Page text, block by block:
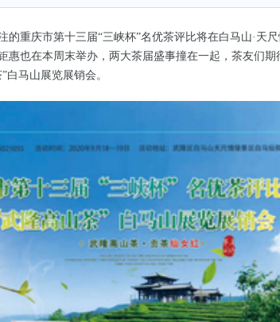
的重庆市第十三届“三峡杯”名优茶评比将在白马山·天
惠也在本周末举办，两大茶届盛事撞在一起，茶友们期
白马山展览展销会。